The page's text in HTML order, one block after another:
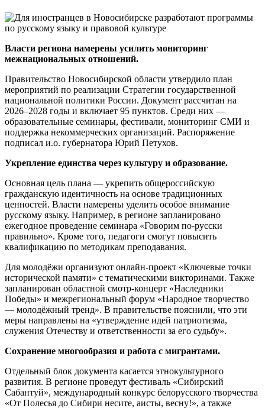
Власти региона намерены усилить мониторинг
межнациональных отношений.
Правительство Новосибирской области утвердило план
мероприятий по реализации Стратегии государственной
национальной политики России. Документ рассчитан на
2026–2028 годы и включает 95 пунктов. Среди них —
образовательные семинары, фестивали, мониторинг СМИ и
поддержка некоммерческих организаций. Распоряжение
подписал и.о. губернатора Юрий Петухов.
Укрепление единства через культуру и образование.
Основная цель плана — укрепить общероссийскую
гражданскую идентичность на основе традиционных
ценностей. Власти намерены уделить особое внимание
русскому языку. Например, в регионе запланировано
ежегодное проведение семинара «Говорим по-русски
правильно». Кроме того, педагоги смогут повысить
квалификацию по методикам преподавания.
Для молодёжи организуют онлайн-проект «Ключевые точки
исторической памяти» с тематическими викторинами. Также
запланирован областной смотр-концерт «Наследники
Победы» и межрегиональный форум «Народное творчество
— молодёжный тренд». В правительстве пояснили, что эти
меры направлены на «утверждение идей патриотизма,
служения Отечеству и ответственности за его судьбу».
Сохранение многообразия и работа с мигрантами.
Отдельный блок документа касается этнокультурного
развития. В регионе проведут фестиваль «Сибирский
Сабантуй», международный конкурс белорусского творчества
«От Полесья до Сибири несите, аисты, весну!», а также